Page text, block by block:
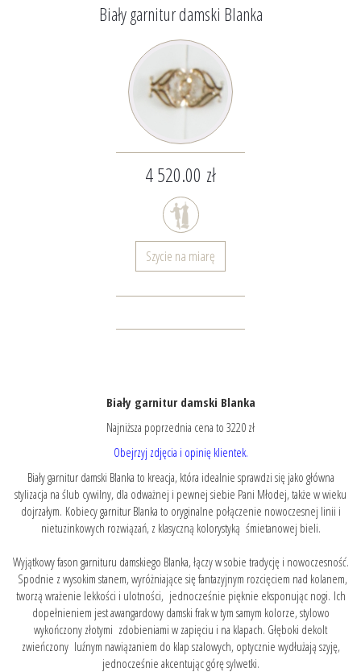
Biały garnitur damski Blanka
4 520.00 zł
Szycie na miarę
Biały garnitur damski Blanka
Najniższa poprzednia cena to 3220 zł
Obejrzyj zdjęcia i opinię klientek.
Biały garnitur damski Blanka to kreacja, która idealnie sprawdzi się jako główna
stylizacja na ślub cywilny, dla odważnej i pewnej siebie Pani Młodej, także w wieku
dojrzałym. Kobiecy garnitur Blanka to oryginalne połączenie nowoczesnej linii i
nietuzinkowych rozwiązań, z klasyczną kolorystyką śmietanowej bieli.
Wyjątkowy fason garnituru damskiego Blanka, łączy w sobie tradycję i nowoczesność.
Spodnie z wysokim stanem, wyróżniające się fantazyjnym rozcięciem nad kolanem,
tworzą wrażenie lekkości i ulotności, jednocześnie pięknie eksponując nogi. Ich
dopełnieniem jest awangardowy damski frak w tym samym kolorze, stylowo
wykończony złotymi zdobieniami w zapięciu i na klapach. Głęboki dekolt
zwieńczony luźnym nawiązaniem do klap szalowych, optycznie wydłużają szyję,
jednocześnie akcentując górę sylwetki.